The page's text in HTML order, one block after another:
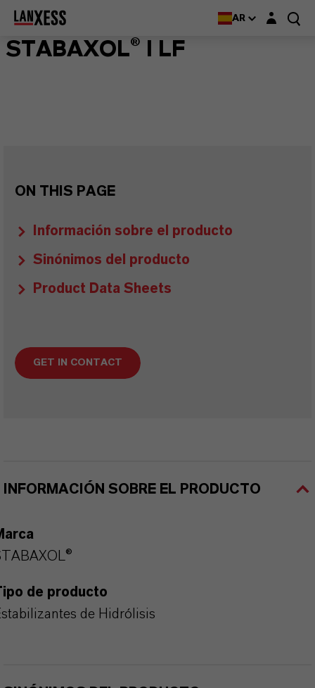
AR Login layer
STABAXOL® I LF
ON THIS PAGE
Información sobre el producto
Sinónimos del producto
Product Data Sheets
GET IN CONTACT
INFORMACIÓN SOBRE EL PRODUCTO
de producto
de Hidrólisis